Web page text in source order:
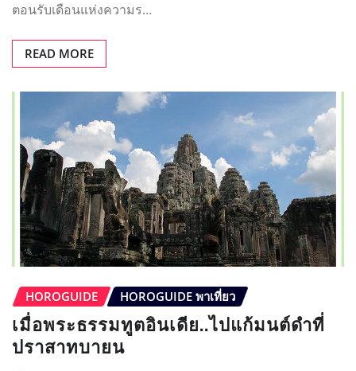
ตอนรับเดือนแห่งความร…
READ MORE
HOROGUIDE HOROGUIDE พาเที่ยว
เมื่อพระธรรมทูตอินเดีย..ไปแก้มนต์ดำที่
ปราสาทบายน